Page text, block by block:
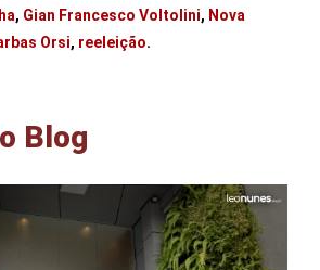
, Gian Francesco Voltolini, Nova
Orsi, reeleição.
Blog